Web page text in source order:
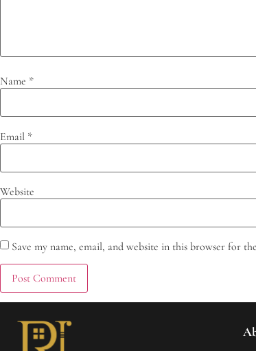
Name *
Email *
Website
Save my name, email, and website in this browser for